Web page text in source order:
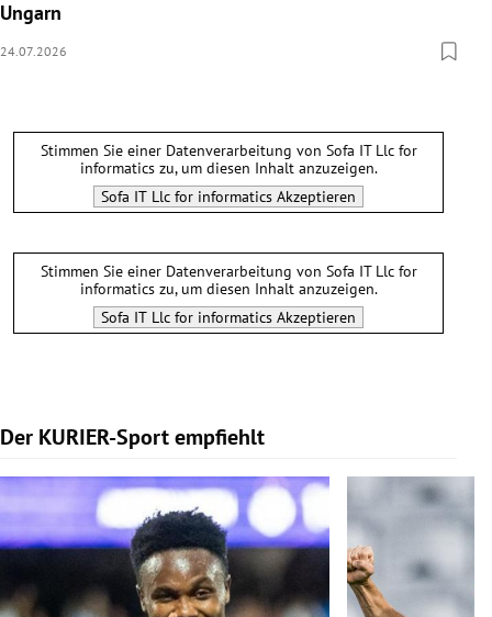
Ungarn
24.07.2026
Stimmen Sie einer Datenverarbeitung von Sofa IT Llc for
informaticszu, um diesen Inhalt anzuzeigen.
Sofa IT Llc for informatics Akzeptieren
Stimmen Sie einer Datenverarbeitung von Sofa IT Llc for
informaticszu, um diesen Inhalt anzuzeigen.
Sofa IT Llc for informatics Akzeptieren
Der KURIER-Sport empfiehlt
Slide 1 von 5